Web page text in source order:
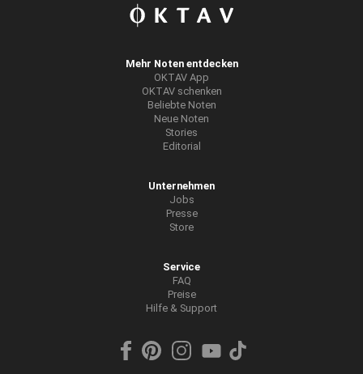
Mehr Noten entdecken
OKTAV App
OKTAV schenken
Beliebte Noten
Neue Noten
Stories
Editorial
Unternehmen
Jobs
Presse
Store
Service
FAQ
Preise
Hilfe & Support